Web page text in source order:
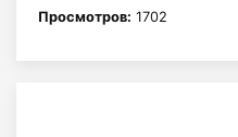
Просмотров: 1702